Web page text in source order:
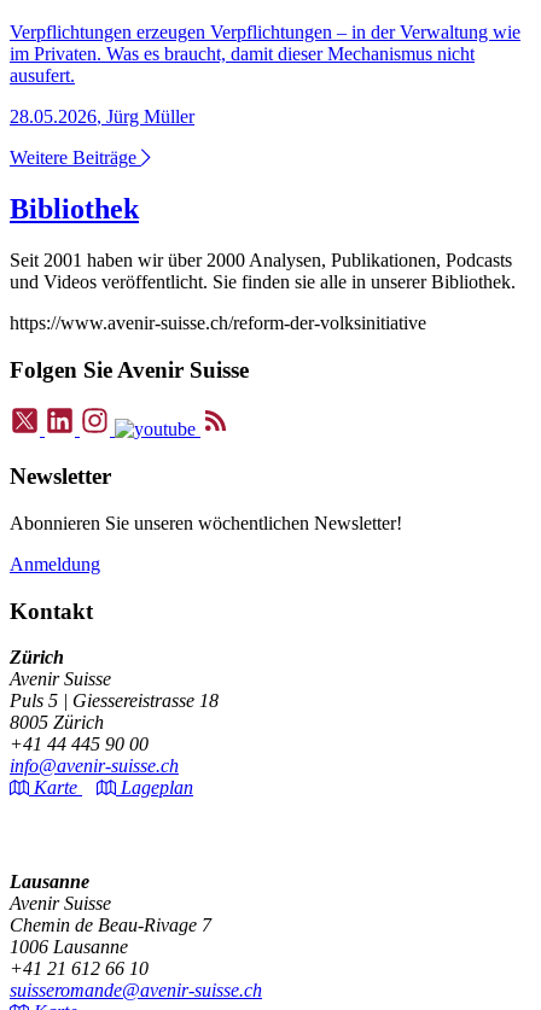
Verpflichtungen erzeugen Verpflichtungen – in der Verwaltung wie
im Privaten. Was es braucht, damit dieser Mechanismus nicht
ausufert.
28.05.2026, Jürg Müller
Weitere Beiträge
Bibliothek
Seit 2001 haben wir über 2000 Analysen, Publikationen, Podcasts
und Videos veröffentlicht. Sie finden sie alle in unserer Bibliothek.
https://www.avenir-suisse.ch/reform-der-volksinitiative
Folgen Sie Avenir Suisse
Newsletter
Abonnieren Sie unseren wöchentlichen Newsletter!
Anmeldung
Kontakt
Zürich
Avenir Suisse
Puls 5 | Giessereistrasse 18
8005 Zürich
+41 44 445 90 00
info@avenir-suisse.ch
Karte
Lageplan
Lausanne
Avenir Suisse
Chemin de Beau-Rivage 7
1006 Lausanne
+41 21 612 66 10
suisseromande@avenir-suisse.ch